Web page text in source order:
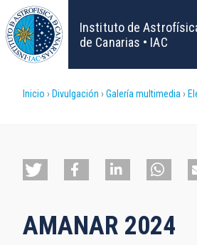
Pasar
al
contenido
principal
Instituto de
de Canarias • IAC
Sobrescribir
de
a
Inicio Divulgación Galería multimedia
AMANAR 2024